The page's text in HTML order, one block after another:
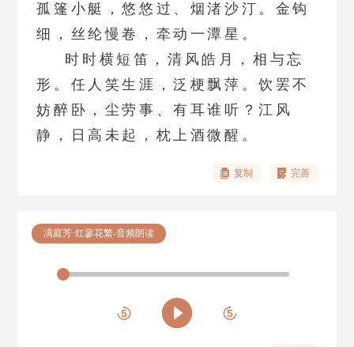
孤篷小艇，悠悠过、烟渚沙汀。金钩
细，丝纶慢卷，牵动一潭星。
时时横短笛，清风皓月，相与忘
形。任人笑生涯，泛梗飘萍。饮罢不
妨醉卧，尘劳事、有耳谁听？江风
静，日高未起，枕上酒微醒。
复制 完善
满庭芳·红蓼花繁-音频朗读